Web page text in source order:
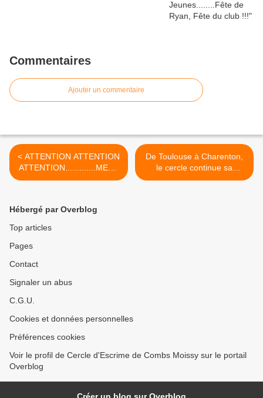
Commentaires
Ajouter un commentaire
< ATTENTION ATTENTION
ATTENTION.............MESS
AGE IMPORTANT
De Toulouse à Charenton,
le cercle continue sa
progression.... >
Hébergé par Overblog
Top articles
Pages
Contact
Signaler un abus
C.G.U.
Cookies et données personnelles
Préférences cookies
Voir le profil de Cercle d'Escrime de Combs Moissy sur le portail
Overblog